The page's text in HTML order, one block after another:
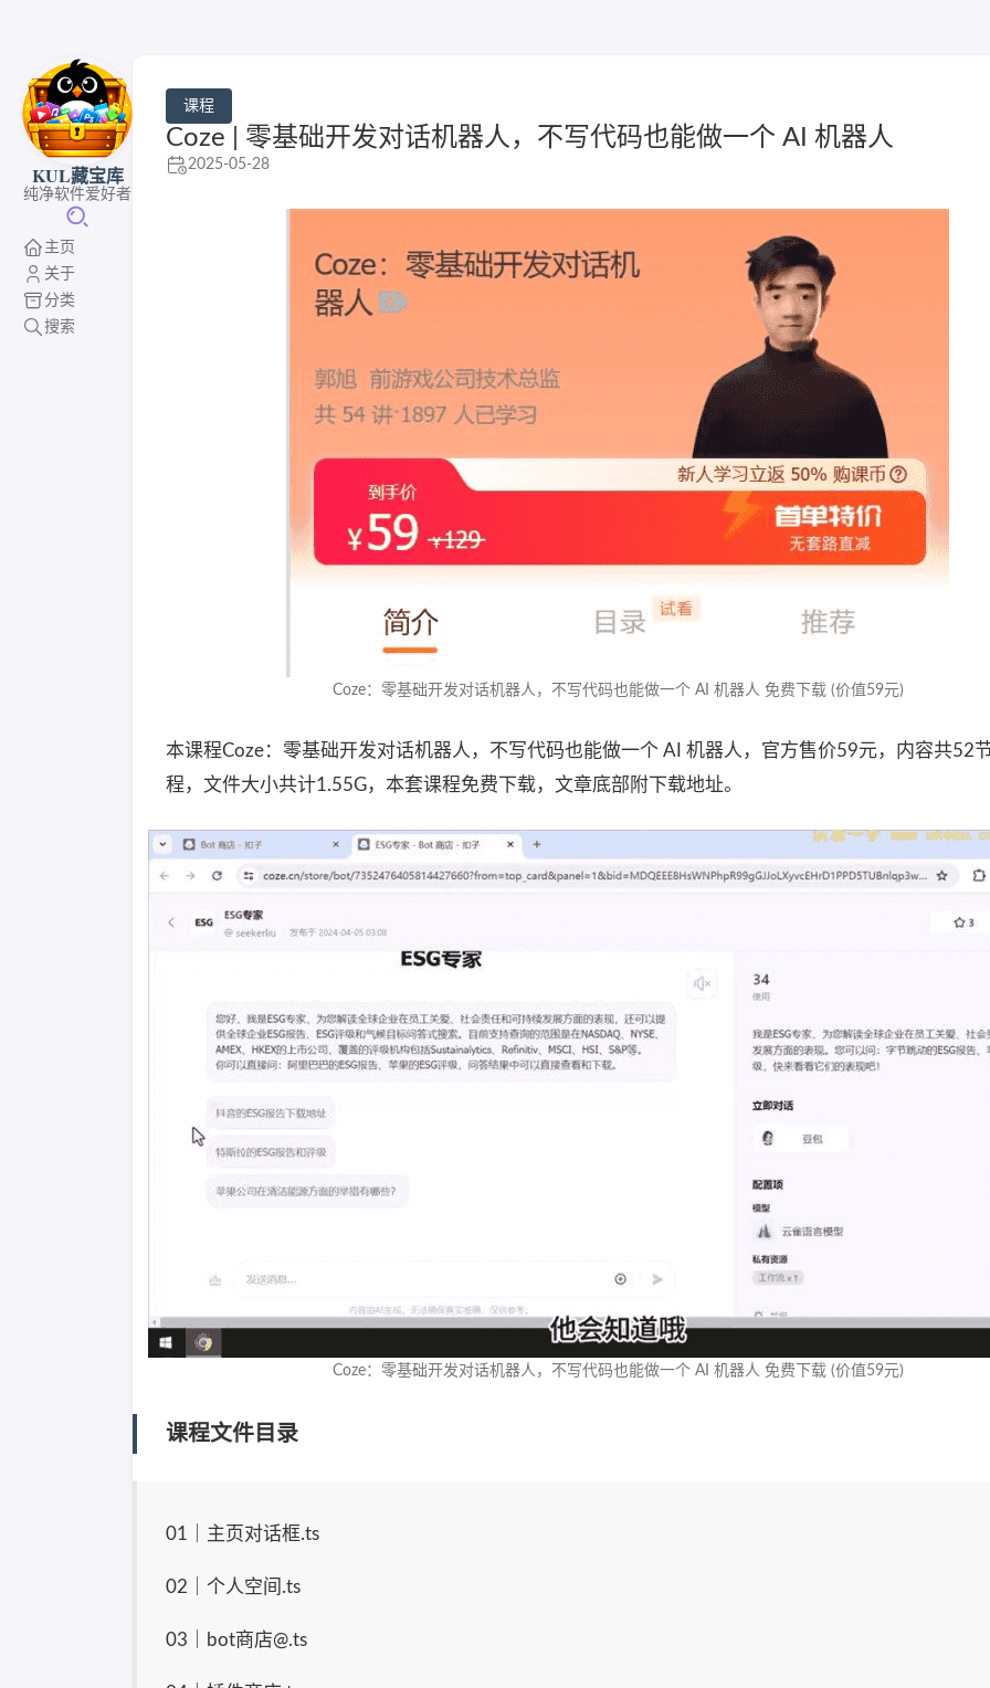
KUL藏宝库
纯净软件爱好者
主页
关于
分类
搜索
课程
Coze | 零基础开发对话机器人，不写代码也能做一个 AI 机器人
2025-05-28
Coze：零基础开发对话机器人，不写代码也能做一个 AI 机器人 免费下载 (价值59元)
本课程Coze：零基础开发对话机器人，不写代码也能做一个 AI 机器人，官方售价59元，内容共52
程，文件大小共计1.55G，本套课程免费下载，文章底部附下载地址。
Coze：零基础开发对话机器人，不写代码也能做一个 AI 机器人 免费下载 (价值59元)
课程文件目录
01｜主页对话框.ts
02｜个人空间.ts
03｜bot商店@.ts